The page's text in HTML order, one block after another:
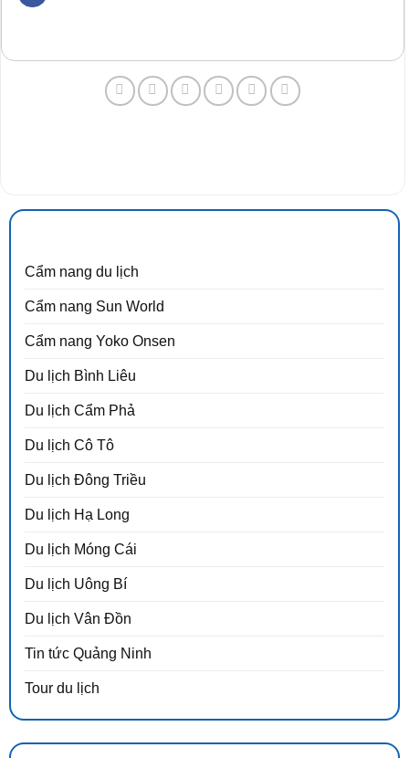
Cẩm nang du lịch
Cẩm nang Sun World
Cẩm nang Yoko Onsen
Du lịch Bình Liêu
Du lịch Cẩm Phả
Du lịch Cô Tô
Du lịch Đông Triều
Du lịch Hạ Long
Du lịch Móng Cái
Du lịch Uông Bí
Du lịch Vân Đồn
Tin tức Quảng Ninh
Tour du lịch